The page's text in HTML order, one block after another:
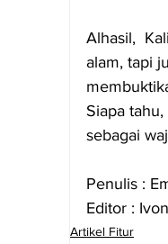
Alhasil,
alam, tapi
Siapa
sebagai
Penulis :
Editor :
Artikel Fitur